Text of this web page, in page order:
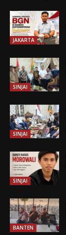
JAKARTA
SINJAI
SINJAI
SINJAI
BANTEN